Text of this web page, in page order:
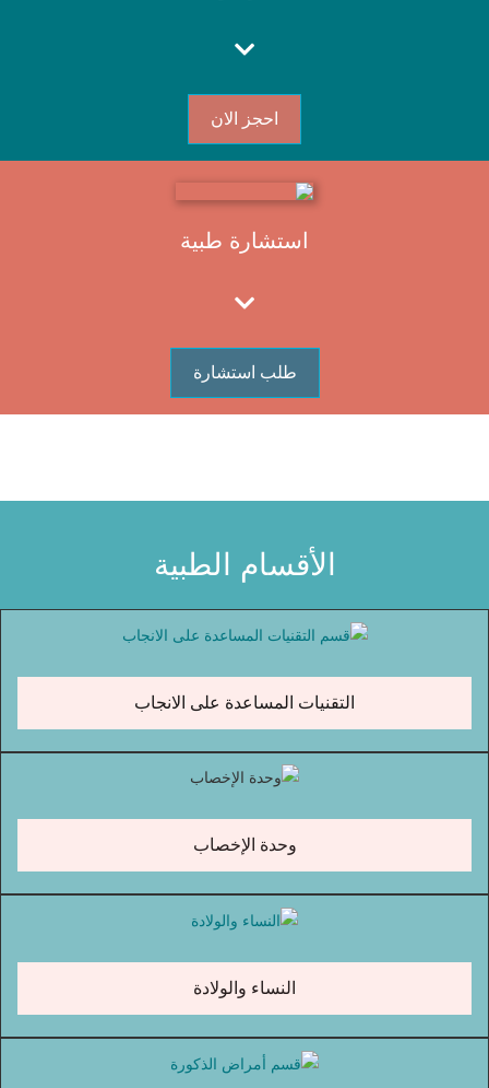
احجز الان
استشارة طبية
طلب استشارة
الأقسام الطبية
التقنيات المساعدة على الانجاب
وحدة الإخصاب
النساء والولادة